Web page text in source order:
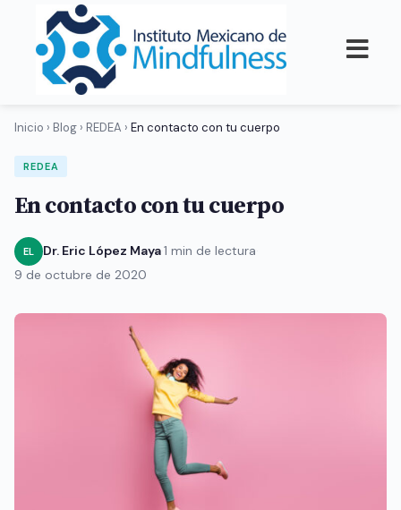
Inicio › Blog › REDEA › En contacto con tu cuerpo
REDEA
En contacto con tu cuerpo
EL Dr. Eric López Maya1 min de lectura
9 de octubre de 2020